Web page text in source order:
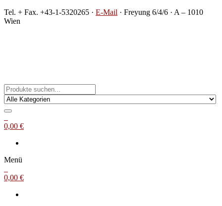
Zum
Inhalt
Tel. + Fax. +43-1-5320265 · E-Mail · Freyung 6/4/6 · A – 1010
Wien
0,00 €
Menü
0,00 €